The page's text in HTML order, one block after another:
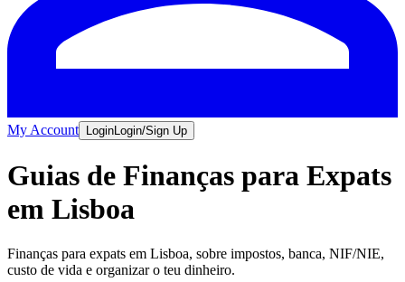
My Account Login Login/Sign Up
Guias de Finanças para Expats
em Lisboa
Finanças para expats em Lisboa, sobre impostos, banca, NIF/NIE,
custo de vida e organizar o teu dinheiro.